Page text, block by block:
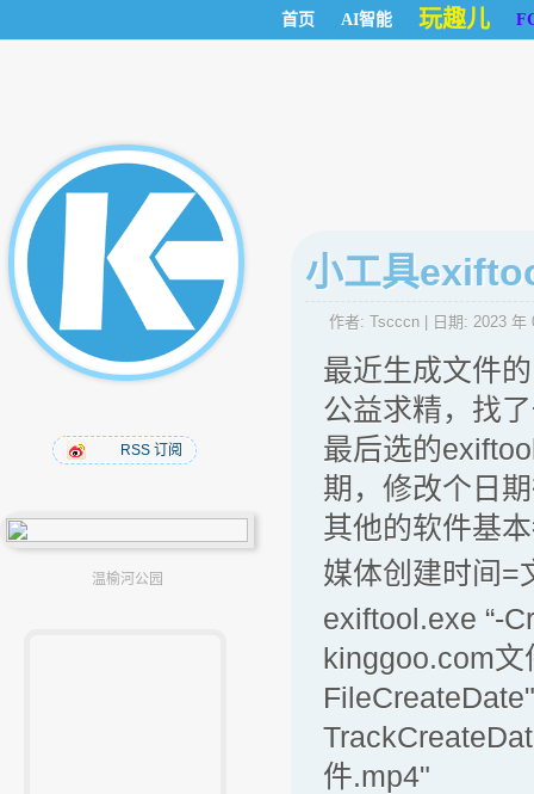
首页 AI智能 玩趣儿
RSS 订阅
温榆河公园
小工具
作者: Tscccn | 日期: 2023 年
最近生成文件
公益求精，找
最后选的
期，修改个日
其他的软件基
媒体创建时间=
exiftool.exe “-
kinggoo.com
件.mp4"